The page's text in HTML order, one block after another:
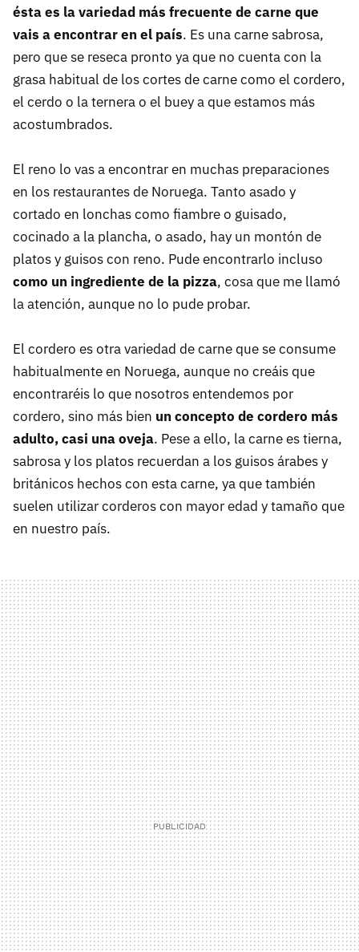
ésta es la variedad más frecuente de carne que
vais a encontrar en el país. Es una carne sabrosa,
pero que se reseca pronto ya que no cuenta con la
grasa habitual de los cortes de carne como el cordero,
el cerdo o la ternera o el buey a que estamos más
acostumbrados.
El reno lo vas a encontrar en muchas preparaciones
en los restaurantes de Noruega. Tanto asado y
cortado en lonchas como fiambre o guisado,
cocinado a la plancha, o asado, hay un montón de
platos y guisos con reno. Pude encontrarlo incluso
como un ingrediente de la pizza, cosa que me llamó
la atención, aunque no lo pude probar.
El cordero es otra variedad de carne que se consume
habitualmente en Noruega, aunque no creáis que
encontraréis lo que nosotros entendemos por
cordero, sino más bien un concepto de cordero más
adulto, casi una oveja. Pese a ello, la carne es tierna,
sabrosa y los platos recuerdan a los guisos árabes y
británicos hechos con esta carne, ya que también
suelen utilizar corderos con mayor edad y tamaño que
en nuestro país.